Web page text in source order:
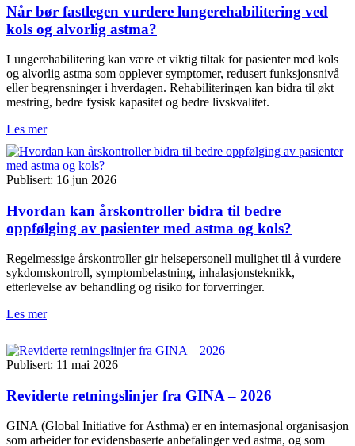
Når bør fastlegen vurdere lungerehabilitering ved
kols og alvorlig astma?
Lungerehabilitering kan være et viktig tiltak for pasienter med kols
og alvorlig astma som opplever symptomer, redusert funksjonsnivå
eller begrensninger i hverdagen. Rehabiliteringen kan bidra til økt
mestring, bedre fysisk kapasitet og bedre livskvalitet.
Les mer
Publisert: 16 jun 2026
Hvordan kan årskontroller bidra til bedre
oppfølging av pasienter med astma og kols?
Regelmessige årskontroller gir helsepersonell mulighet til å vurdere
sykdomskontroll, symptombelastning, inhalasjonsteknikk,
etterlevelse av behandling og risiko for forverringer.
Les mer
Publisert: 11 mai 2026
Reviderte retningslinjer fra GINA – 2026
GINA (Global Initiative for Asthma) er en internasjonal organisasjon
som arbeider for evidensbaserte anbefalinger ved astma, og som